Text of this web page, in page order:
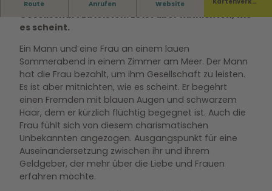
Route Anrufen Website
Gesellschaft zu leisten. Es ist aber mitnichten, wie
es scheint.
Ein Mann und eine Frau an einem lauen
Sommerabend in einem Zimmer am Meer. Der Mann
hat die Frau bezahlt, um ihm Gesellschaft zu leisten.
Es ist aber mitnichten, wie es scheint. Er begehrt
einen Fremden mit blauen Augen und schwarzem
Haar, dem er kürzlich flüchtig begegnet ist. Auch die
Frau fühlt sich von diesem charismatischen
Unbekannten angezogen. Ausgangspunkt für eine
Auseinandersetzung zwischen ihr und ihrem
Geldgeber, der mehr über die Liebe und Frauen
erfahren möchte.